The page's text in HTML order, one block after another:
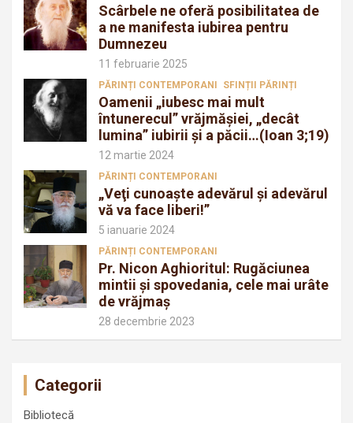
Scârbele ne oferă posibilitatea de
a ne manifesta iubirea pentru
Dumnezeu
11 februarie 2025
PĂRINȚI CONTEMPORANI SFINȚII PĂRINȚI
Oamenii „iubesc mai mult
întunerecul” vrăjmăşiei, „decât
lumina” iubirii şi a păcii…(Ioan 3;19)
12 martie 2024
PĂRINȚI CONTEMPORANI
„Veţi cunoaşte adevărul şi adevărul
vă va face liberi!”
5 ianuarie 2024
PĂRINȚI CONTEMPORANI
Pr. Nicon Aghioritul: Rugăciunea
mintii și spovedania, cele mai urâte
de vrăjmaș
28 decembrie 2023
Categorii
Bibliotecă